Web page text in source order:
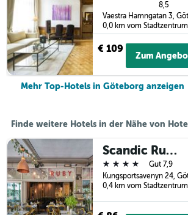
8,5
0,0 km vom Stadtzentrum
€ 109
Zum
Mehr Top-Hotels in Göteborg anzeigen
Finde weitere Hotels in der Nähe von
Scandic Rubinen
4 Sterne
Gut 7,9
0,4 km vom Stadtzentrum